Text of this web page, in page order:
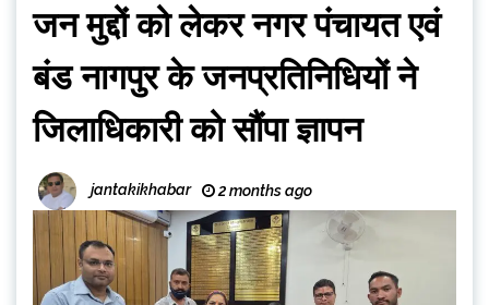
जन मुद्दों को लेकर नगर पंचायत एवं
बंड नागपुर के जनप्रतिनिधियों ने
जिलाधिकारी को सौंपा ज्ञापन
jantakikhabar 2 months ago